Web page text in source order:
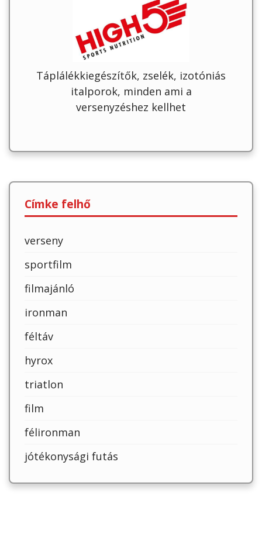
Táplálékkiegészítők, zselék, izotóniás
italporok, minden ami a
versenyzéshez kellhet
Címke felhő
verseny
sportfilm
filmajánló
ironman
féltáv
hyrox
triatlon
film
félironman
jótékonysági futás